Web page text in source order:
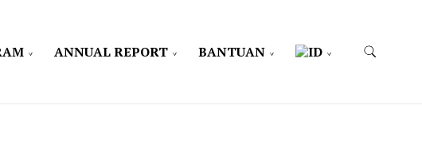
ANNUAL REPORT BANTUAN